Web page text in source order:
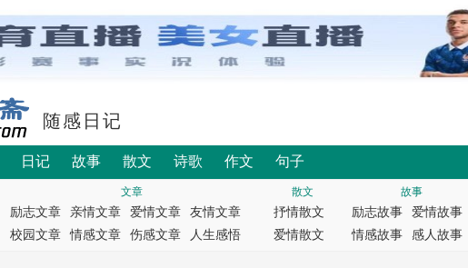
随感日记
日记 故事 散文 诗歌 作文 句子
文章
励志文章 亲情文章 爱情文章
友情文章
校园文章
情感文章 伤感文章 人生感悟
散文
抒情散文
爱情散文
故事
励志故事
爱情故事
情感故事
感人故事